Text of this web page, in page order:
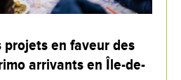
en faveur des
arrivants en Île-de-